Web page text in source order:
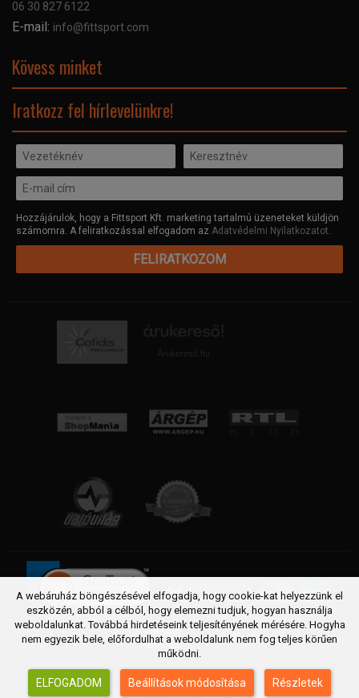
Adatvédelmi nyilatkozat
06 30 827 6122
E-mail: info@fittsport.com
Kövess minket
Iratkozz fel hírlevelünkre!
Hozzájárulok, hogy a Fittsport Kft. marketing tartalmú üzeneteket küldjön
számomra. A feliratkozással elfogadom az Adatvédelmi Nyilatkozatot.
FELIRATKOZOM
Copyright © 2005 - 2026 FittSport webáruház. Futópad, Futógép,
A webáruház böngészésével elfogadja, hogy cookie-kat helyezzünk el
eszközén, abból a célból, hogy elemezni tudjuk, hogyan használja
weboldalunkat. Továbbá hirdetéseink teljesítényének mérésére. Hogyha
nem egyezik bele, előfordulhat a weboldalunk nem fog teljes körűen
működni.
ELFOGADOM Beállítások módosítása Részletek